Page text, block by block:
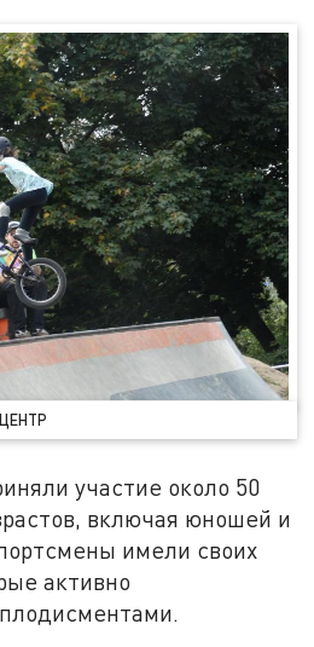
участие около 50
включая юношей и
имели своих
активно